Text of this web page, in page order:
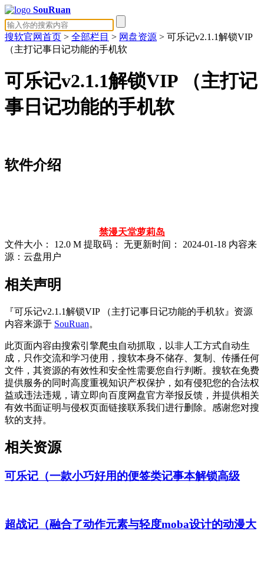
SouRuan
搜软官网首页 > 全部栏目 > 网盘资源 > 可乐记v2.1.1解锁VIP
（主打记事日记功能的手机软
可乐记v2.1.1解锁VIP （主打记
事日记功能的手机软
软件介绍
禁漫天堂萝莉岛
文件大小：
12.0 M 提取码： 无更新时间： 2024-01-18 内容来
源：云盘用户
相关声明
『可乐记v2.1.1解锁VIP （主打记事日记功能的手机软』资源
内容来源于 SouRuan。
此页面内容由搜索引擎爬虫自动抓取，以非人工方式自动生
成，只作交流和学习使用，搜软本身不储存、复制、传播任何
文件，其资源的有效性和安全性需要您自行判断。搜软在免费
提供服务的同时高度重视知识产权保护，如有侵犯您的合法权
益或违法违规，请立即向百度网盘官方举报反馈，并提供相关
有效书面证明与侵权页面链接联系我们进行删除。感谢您对搜
软的支持。
相关资源
可乐记（一款小巧好用的便签类记事本解锁高级
超战记（融合了动作元素与轻度moba设计的动漫大